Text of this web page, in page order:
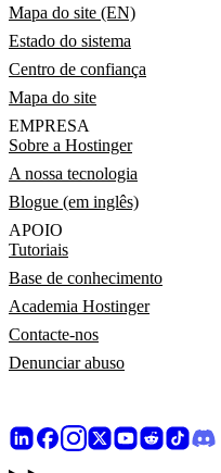
Mapa do site (EN)
Estado do sistema
Centro de confiança
Mapa do site
EMPRESA
Sobre a Hostinger
A nossa tecnologia
Blogue (em inglês)
APOIO
Tutoriais
Base de conhecimento
Academia Hostinger
Contacte-nos
Denunciar abuso